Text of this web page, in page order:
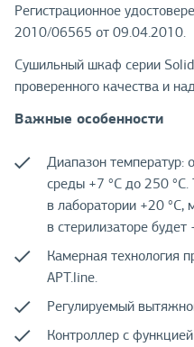
Регистрационное
2010/06565 от 09.04.2010.
Сушильный шкаф серии
проверенного качества и
Важные особенности
Диапазон
среды +7 °C до 250 °C.
в лаборатории +20 °C,
в стерилизаторе будет
Камерная технология
APT.line.
Регулируемый
Контроллер с